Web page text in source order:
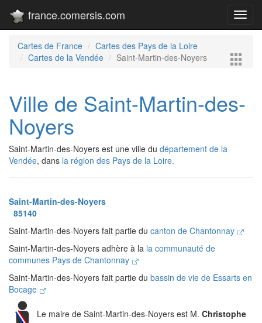
france.comersis.com
Cartes de France
Cartes des Pays de la Loire
Cartes de la Vendée
Saint-Martin-des-Noyers
Ville de Saint-Martin-des-
Noyers
Saint-Martin-des-Noyers est une ville du département de la
Vendée, dans la région des Pays de la Loire.
Saint-Martin-des-Noyers
85140
Saint-Martin-des-Noyers fait partie du canton de Chantonnay
Saint-Martin-des-Noyers adhère à la la communauté de
communes Pays de Chantonnay
Saint-Martin-des-Noyers fait partie du bassin de vie de Essarts en
Bocage
Le maire de Saint-Martin-des-Noyers est M. Christophe